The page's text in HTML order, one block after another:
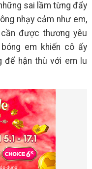
sai lầm từng đẩy
nhạy cảm như em,
được thương yêu
em khiến cô ấy
để hận thù với em lu